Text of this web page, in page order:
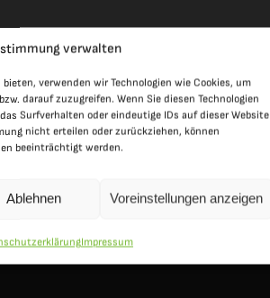
verwalten
verwenden wir Technologien wie Cookies, um
darauf zuzugreifen. Wenn Sie diesen Technologien
Surfverhalten oder eindeutige IDs auf dieser Website
nicht erteilen oder zurückziehen, können
beeinträchtigt werden.
Ablehnen Voreinstellungen anzeigen
Impressum